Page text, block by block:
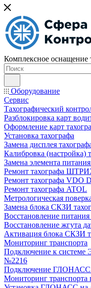
Комплексное оснащение
Оборудование
Сервис
Тахографический
Разблокировка карт
Оформление карт
Установка тахографа
Замена дисплея
Калибровка (настройка)
Замена элемента
Ремонт тахографа
Ремонт тахографа VDO
Ремонт тахографа ATOL
Метрологическая
Замена блока СКЗИ
Восстановление питания
Восстановление жгута
Активация блока СКЗИ
Мониторинг транспорта
Подключение к
№2216
Подключение
Мониторинг транспорта